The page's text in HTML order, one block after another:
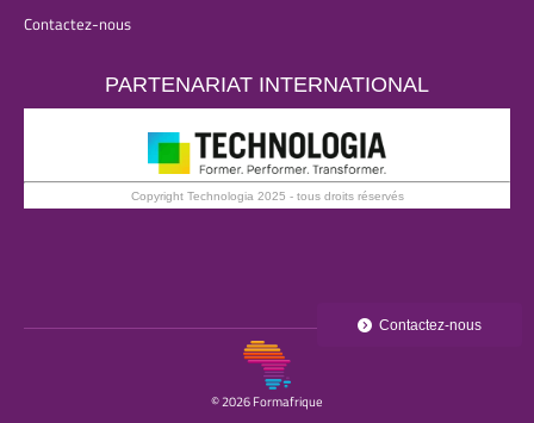
Contactez-nous
Contactez-nous
PARTENARIAT INTERNATIONAL
Copyright Technologia 2025 - tous droits réservés
© 2026 Formafrique